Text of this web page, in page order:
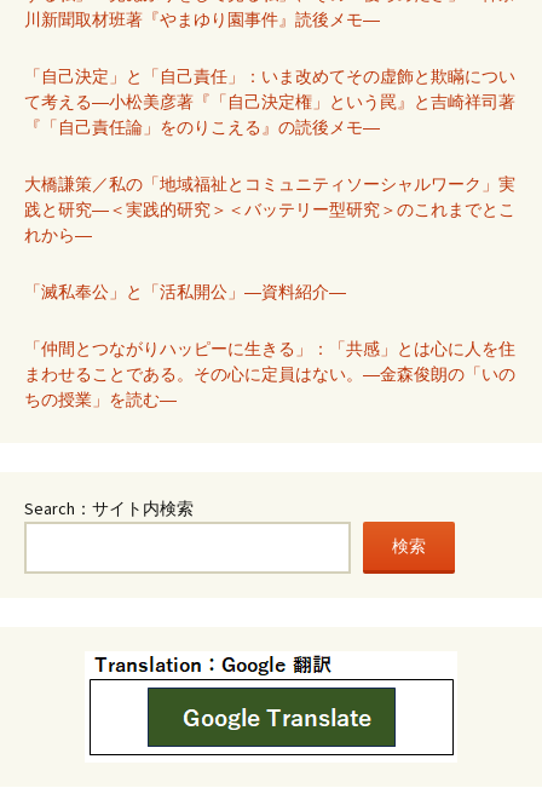
川新聞取材班著『やまゆり園事件』読後メモ―
「自己決定」と「自己責任」：いま改めてその虚飾と欺瞞につい
て考える―小松美彦著『「自己決定権」という罠』と吉崎祥司著
『「自己責任論」をのりこえる』の読後メモ―
大橋謙策／私の「地域福祉とコミュニティソーシャルワーク」実
践と研究―＜実践的研究＞＜バッテリー型研究＞のこれまでとこ
れから―
「滅私奉公」と「活私開公」―資料紹介―
「仲間とつながりハッピーに生きる」：「共感」とは心に人を住
まわせることである。その心に定員はない。―金森俊朗の「いの
ちの授業」を読む―
Search：サイト内検索
検索